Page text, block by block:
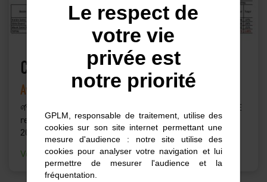
Chiffres Clés 2024
Avril 2025
🌱 Une dynamique en croissance et un engagement RSE
renforcé ! Avec 60 773 tonnes de production sur 2023-
2024, nous consolidons nos performances et…
Voir la suite
Le respect de
votre vie
privée est
notre priorité
GPLM, responsable de traitement, utilise des
cookies sur son site internet permettant une
mesure d'audience : notre site utilise des
cookies pour analyser votre navigation et lui
permettre de mesurer l'audience et la
fréquentation.